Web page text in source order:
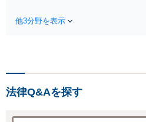
他3分野を表示
法律Q&Aを探す